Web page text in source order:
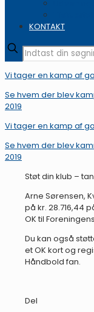
KONTAKT
Vi tager en kamp af
Se hvem der blev
2019
Vi tager en kamp af
Se hvem der blev
2019
Støt din klub –
Arne Sørensen,
på kr. 28.716,44
OK til
Du kan også
et OK kort og
Håndbold fan.
Del